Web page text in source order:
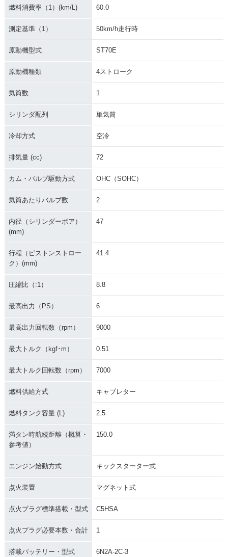
燃料消費率（1）(km/L) 60.0
測定基準（1） 50km/h走行時
原動機型式 ST70E
原動機種類 4ストローク
気筒数 1
シリンダ配列 単気筒
冷却方式 空冷
排気量 (cc) 72
カム・バルブ駆動方式 OHC（SOHC）
気筒あたりバルブ数 2
内径（シリンダーボア）
(mm)
47
行程（ピストンストロー
ク）(mm)
41.4
圧縮比（:1） 8.8
最高出力（PS） 6
最高出力回転数（rpm） 9000
最大トルク（kgf･m） 0.51
最大トルク回転数（rpm） 7000
燃料供給方式 キャブレター
燃料タンク容量 (L) 2.5
満タン時航続距離（概算・
参考値）
150.0
エンジン始動方式 キックスターター式
点火装置 マグネット式
点火プラグ標準搭載・型式 C5HSA
点火プラグ必要本数・合計 1
搭載バッテリー・型式 6N2A-2C-3